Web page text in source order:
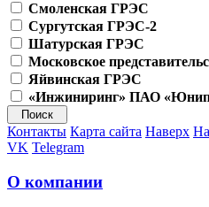
Смоленская ГРЭС
Сургутская ГРЭС-2
Шатурская ГРЭС
Московское
Яйвинская ГРЭС
«Инжиниринг» ПАО
Контакты Карта сайта Наверх
VK Telegram
О компании